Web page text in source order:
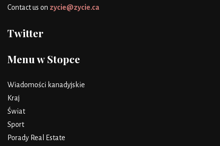
Contact us on zycie@zycie.ca
Twitter
Menu w Stopce
Wiadomości kanadyjskie
Kraj
Świat
Sport
Porady Real Estate